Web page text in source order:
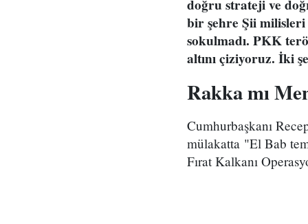
doğru strateji ve
bir şehre Şii
sokulmadı. PKK
altını çiziyoruz. İki
Rakka mı
Cumhurbaşkanı
mülakatta "El Bab
Fırat Kalkanı